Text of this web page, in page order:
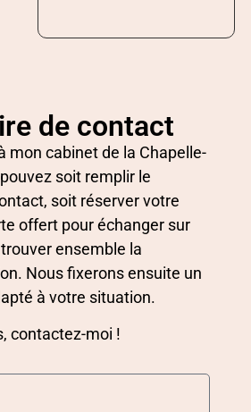
de contact
mon cabinet de la Chapelle-
soit remplir le
soit réserver votre
offert pour échanger sur
ensemble la
Nous fixerons ensuite un
à votre situation.
contactez-moi !